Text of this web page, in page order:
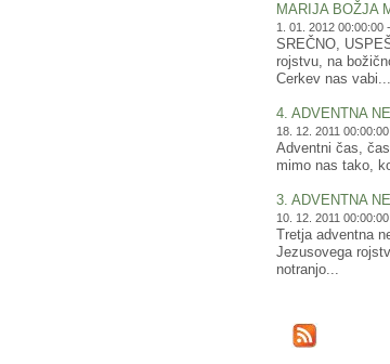
MARIJA BOŽJA
1. 01. 2012 00:00:00
SREČNO,
rojstvu, na
Cerkev nas vabi...
4. ADVENTNA
18. 12. 2011
Adventni čas,
mimo nas tako,
3. ADVENTNA
10. 12. 2011
Tretja adventna
Jezusovega
notranjo...